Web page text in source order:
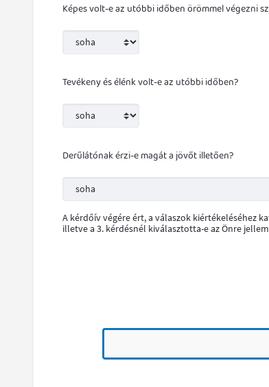
Képes volt-e az utóbbi időben örömmel végezni
Tevékeny és élénk volt-e az utóbbi időben?
Derűlátónak érzi-e magát a jövőt illetően?
A kérdőív végére ért, a válaszok kiértékeléséhez
illetve a 3. kérdésnél kiválasztotta-e az Önre